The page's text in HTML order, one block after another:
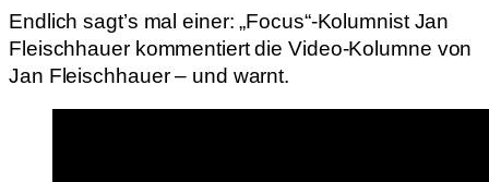
Endlich sagt’s mal einer: „Focus“-Kolumnist Jan
Fleischhauer kommentiert die Video-Kolumne von
Jan Fleischhauer – und warnt.